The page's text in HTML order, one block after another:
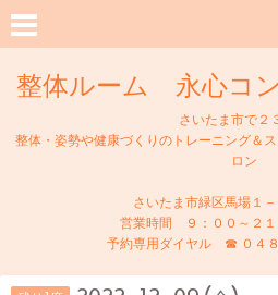
整体ルーム 永心コ
さいたま市で２
整体・姿勢や健康づくりのトレーニング＆
ロン
さいたま市緑区馬場１
営業時間 ９：００～２
予約専用ダイヤル ☎ ０４